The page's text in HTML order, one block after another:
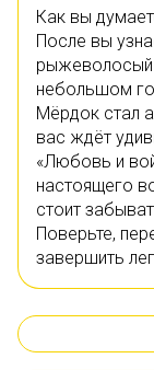
Как вы
После вы
рыжеволосый
небольшом
Мёрдок стал
вас ждёт
«Любовь и
настоящего
стоит
Поверьте,
завершить